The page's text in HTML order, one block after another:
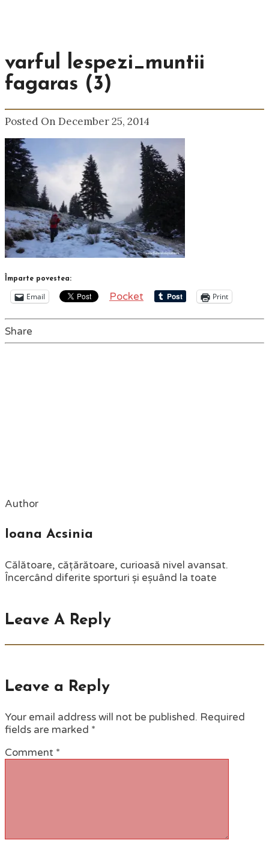
varful lespezi_muntii
fagaras (3)
Posted On December 25, 2014
Împarte povestea:
Email Pocket Print
Share
Author
Ioana Acsinia
Călătoare, cățărătoare, curioasă nivel avansat.
Încercând diferite sporturi și eșuând la toate
Leave A Reply
Leave a Reply
Your email address will not be published. Required
fields are marked *
Comment *